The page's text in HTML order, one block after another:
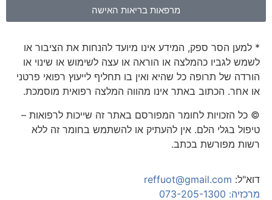
מרפאות בריאות האישה
* למען הסר ספק, המידע אינו מיועד להנחות את הציבור או
לשמש לגביו כהמלצה או הוראה או עצה לשימוש או שינוי או
הורדה של תרופה כל שהיא ואין בו תחליף לייעוץ רפואי פרטני
או אחר. הכתוב באתר אינו מהווה המלצה רפואית מוסמכת.
© כל הזכויות לחומר המפורסם באתר זה שייכות לרפואות –
טיפול בגלי הלם. אין להעתיק או להשתמש בחומר זה ללא
רשות מפורשת בכתב.
דוא"ל: reffuot@gmail.com
מרכזיה: 073-205-1300